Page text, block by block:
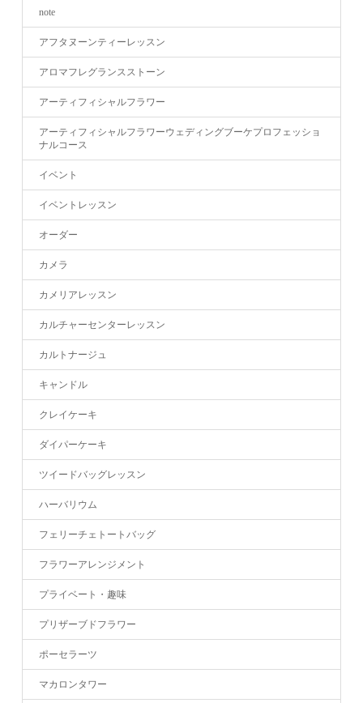
note
アフタヌーンティーレッスン
アロマフレグランスストーン
アーティフィシャルフラワー
アーティフィシャルフラワーウェディングブーケプロフェッショ
ナルコース
イベント
イベントレッスン
オーダー
カメラ
カメリアレッスン
カルチャーセンターレッスン
カルトナージュ
キャンドル
クレイケーキ
ダイパーケーキ
ツイードバッグレッスン
ハーバリウム
フェリーチェトートバッグ
フラワーアレンジメント
プライベート・趣味
プリザーブドフラワー
ポーセラーツ
マカロンタワー